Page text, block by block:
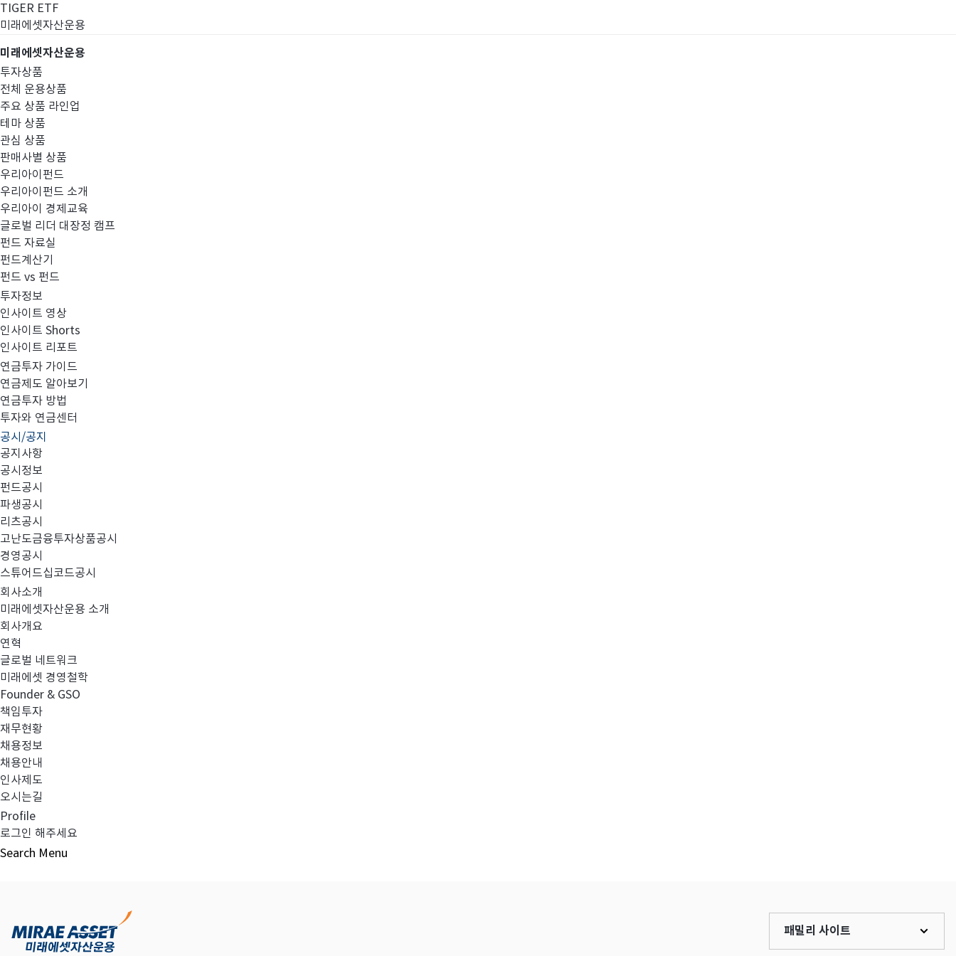
TIGER ETF
미래에셋자산운용
미래에셋자산운용
투자상품
전체 운용상품
주요 상품 라인업
테마 상품
관심 상품
판매사별 상품
우리아이펀드
우리아이펀드 소개
우리아이 경제교육
글로벌 리더 대장정 캠프
펀드 자료실
펀드계산기
펀드 vs 펀드
투자정보
인사이트 영상
인사이트 Shorts
인사이트 리포트
연금투자 가이드
연금제도 알아보기
연금투자 방법
투자와 연금센터
공시/공지
공지사항
공시정보
펀드공시
파생공시
리츠공시
고난도금융투자상품공시
경영공시
스튜어드십코드공시
회사소개
미래에셋자산운용 소개
회사개요
연혁
글로벌 네트워크
미래에셋 경영철학
Founder & GSO
책임투자
재무현황
채용정보
채용안내
인사제도
오시는길
Profile
로그인 해주세요
Search Menu
고난도금융투자상품
고난도금융투자상품_공시_20220329
이전글
다음글
목록보기
패밀리 사이트